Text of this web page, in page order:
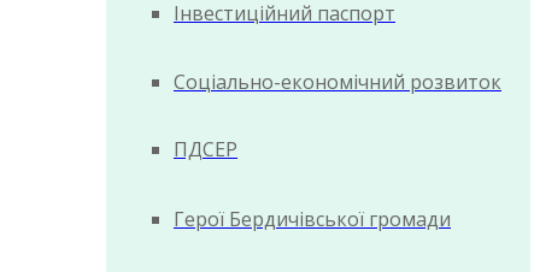
Інвестиційний паспорт
Соціально-економічний розвиток
ПДСЕР
Герої Бердичівської громади